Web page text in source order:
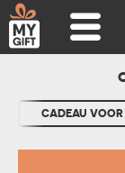
CADEAU VOOR